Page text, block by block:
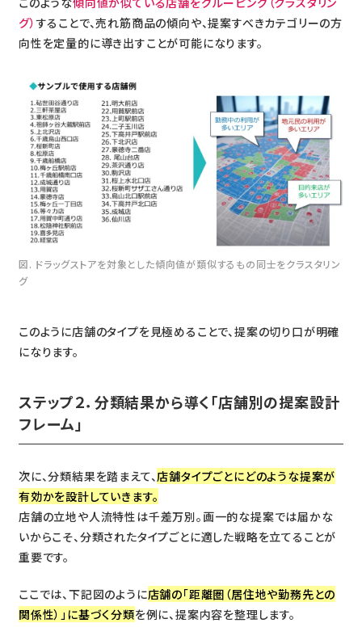
グ）することで、売れ筋商品の傾向や、提案すべきカテゴリーの方
向性を定量的に導き出すことが可能になります。
図. ドラッグストアを対象とした傾向値が類似するもの同士をクラスタリン
グ
このように店舗のタイプを見極めることで、提案の切り口が明確
になります。
ステップ２．分類結果から導く「店舗別の提案設計
フレーム」
次に、分類結果を踏まえて、 店舗タイプごとにどのような提案が
有効かを設計していきます。
店舗の立地や人流特性は千差万別。画一的な提案では届かな
いからこそ、分類されたタイプごとに適した戦略を立てることが
重要です。
ここでは、下記図のように店舗の「距離圏（居住地や勤務先との
関係性）」に基づく分類を例に、提案内容を整理します。